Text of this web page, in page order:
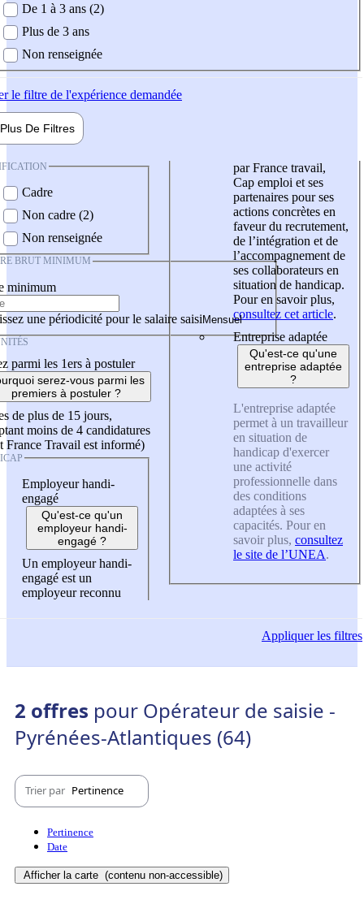
De 1 à 3 ans (2)
Plus de 3 ans
Non renseignée
le filtre de l'expérience demandée
Plus De Filtres
Cadre
Non cadre (2)
Non renseignée
BRUT MINIMUM
minimum
une périodicité pour le salaire saisi
parmi les 1ers à postuler
serez-vous parmi les
premiers à postuler ?
de plus de 15 jours,
moins de 4 candidatures
France Travail est informé)
Employeur handi-
engagé
Qu'est-ce qu'un
employeur handi-
engagé ?
Un employeur handi-
engagé est un
employeur reconnu
par France travail,
Cap emploi et ses
partenaires pour ses
actions concrètes en
faveur du recrutement,
de l’intégration et de
l’accompagnement de
ses collaborateurs en
situation de handicap.
Pour en savoir plus,
consultez cet article.
Entreprise adaptée
Qu'est-ce qu'une
entreprise adaptée
?
L'entreprise adaptée
permet à un travailleur
en situation de
handicap d'exercer
une activité
professionnelle dans
des conditions
adaptées à ses
capacités. Pour en
savoir plus, consultez
le site de l’UNEA.
Appliquerles filtres
2 offres pour Opérateur de saisie -
Pyrénées-Atlantiques (64)
Trier par Pertinence
Pertinence
Date
Afficher la carte (contenu non-accessible)